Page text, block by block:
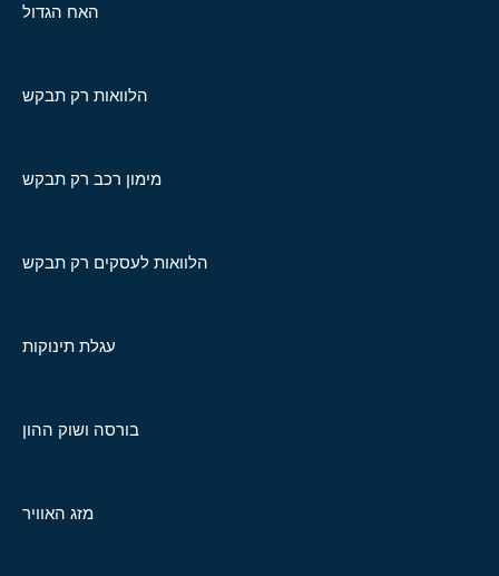
האח הגדול
הלוואות רק תבקש
מימון רכב רק תבקש
הלוואות לעסקים רק תבקש
עגלת תינוקות
בורסה ושוק ההון
מזג האוויר